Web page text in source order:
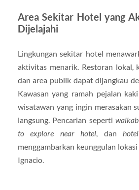
Area Sekitar Hotel yang
Dijelajahi
Lingkungan sekitar hotel
aktivitas menarik. Restoran lokal,
dan area publik dapat dijangkau
Kawasan yang ramah pejalan
wisatawan yang ingin merasakan
langsung. Pencarian seperti
to explore near hotel , dan
menggambarkan keunggulan
Ignacio.